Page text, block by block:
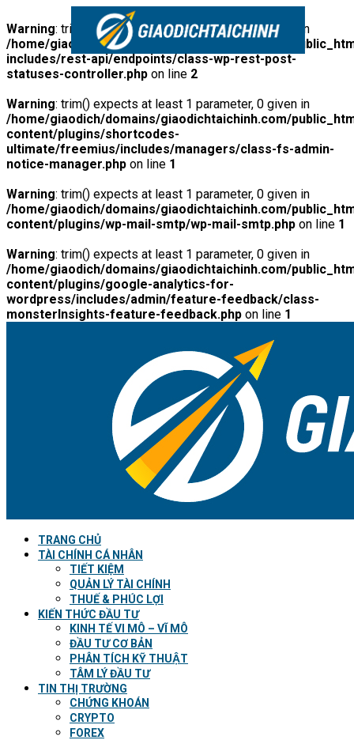
Warning: trim() expects at least 1 parameter, 0 given in
/home/giaodich/domains/giaodichtaichinh.com/
includes/rest-api/endpoints/class-wp-rest-post-
statuses-controller.php on line 2
Warning: trim() expects at least 1 parameter, 0 given in
/home/giaodich/domains/giaodichtaichinh.com/
content/plugins/shortcodes-
ultimate/freemius/includes/managers/class-fs-admin-
notice-manager.php on line 1
Warning: trim() expects at least 1 parameter, 0 given in
/home/giaodich/domains/giaodichtaichinh.com/
content/plugins/wp-mail-smtp/wp-mail-smtp.php on line 1
Warning: trim() expects at least 1 parameter, 0 given in
/home/giaodich/domains/giaodichtaichinh.com/
content/plugins/google-analytics-for-
wordpress/includes/admin/feature-feedback/class-
monsterInsights-feature-feedback.php on line 1
TRANG CHỦ
TÀI CHÍNH CÁ NHÂN
TIẾT KIỆM
QUẢN LÝ TÀI CHÍNH
THUẾ & PHÚC LỢI
KIẾN THỨC ĐẦU TƯ
KINH TẾ VI MÔ – VĨ MÔ
ĐẦU TƯ CƠ BẢN
PHÂN TÍCH KỸ THUẬT
TÂM LÝ ĐẦU TƯ
TIN THỊ TRƯỜNG
CHỨNG KHOÁN
CRYPTO
FOREX